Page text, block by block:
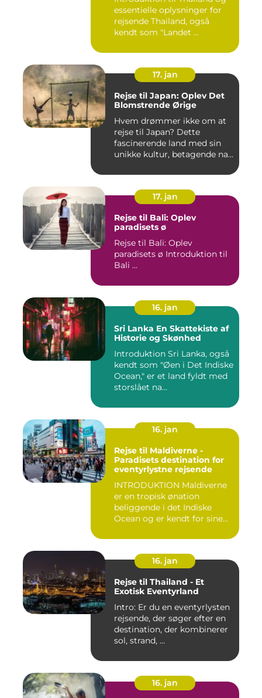
essentielle oplysninger for
rejsende Thailand, også
kendt som "Landet ...
17. jan
Rejse til Japan: Oplev Det
Blomstrende Ørige
Hvem drømmer ikke om at
rejse til Japan? Dette
fascinerende land med sin
unikke kultur, betagende na...
17. jan
Rejse til Bali: Oplev
paradisets ø
Rejse til Bali: Oplev
paradisets ø Introduktion til
Bali ...
16. jan
Sri Lanka En Skattekiste af
Historie og Skønhed
Introduktion Sri Lanka, også
kendt som "Øen i Det Indiske
Ocean," er et land fyldt med
storslået na...
16. jan
Rejse til Maldiverne -
Paradisets destination for
eventyrlystne rejsende
INTRODUKTION Maldiverne
er en tropisk ønation
beliggende i det Indiske
Ocean og er kendt for sine
16. jan
Rejse til Thailand - Et
Exotisk Eventyrland
Intro: Er du en eventyrlysten
rejsende, der søger efter en
destination, der kombinerer
sol, strand, ...
16. jan